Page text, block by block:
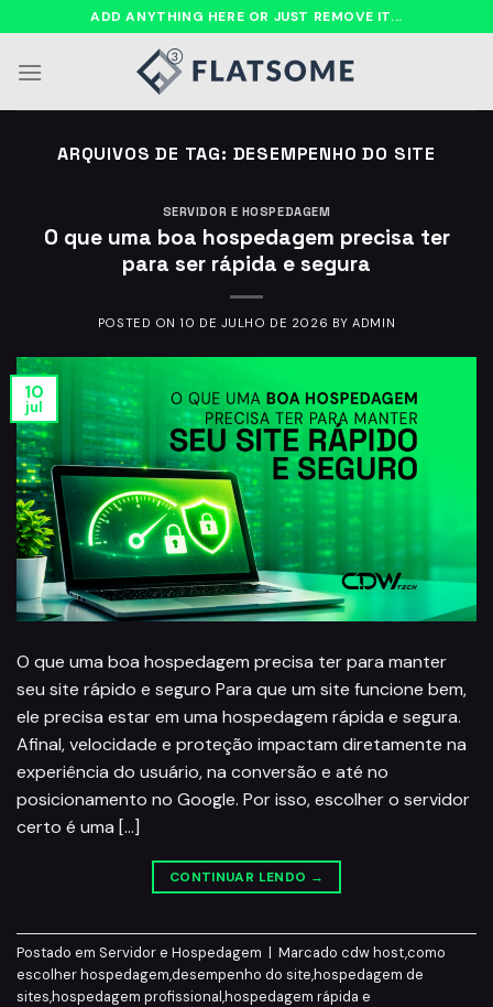
para
ADD ANYTHING HERE OR JUST REMOVE IT...
ARQUIVOS DE TAG: DESEMPENHO DO SITE
SERVIDOR E HOSPEDAGEM
O que uma boa hospedagem precisa ter
para ser rápida e segura
POSTED ON10 DE JULHO DE 2026 BYADMIN
10
jul
O que uma boa hospedagem precisa ter para manter
seu site rápido e seguro Para que um site funcione bem,
ele precisa estar em uma hospedagem rápida e segura.
Afinal, velocidade e proteção impactam diretamente na
experiência do usuário, na conversão e até no
posicionamento no Google. Por isso, escolher o servidor
certo é uma […]
CONTINUAR LENDO →
Postado em Servidor e Hospedagem | Marcado cdw host,como
escolher hospedagem,desempenho do site,hospedagem de
sites,hospedagem profissional,hospedagem rápida e